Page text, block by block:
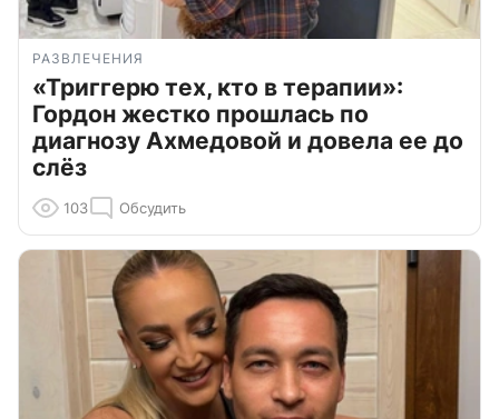
РАЗВЛЕЧЕНИЯ
«Триггерю тех, кто в терапии»:
Гордон жестко прошлась по
диагнозу Ахмедовой и довела ее до
слёз
103 Обсудить